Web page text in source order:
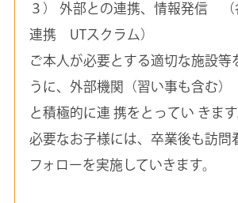
３） 外部との連携、情報発信 （
連携 UTスクラム）
ご本人が必要とする適切な施設等
うに、外部機関（習い事も含む）
と積極的に連 携をとってい きます
必要なお子様には、卒業後も訪問
フォローを実施していきます。